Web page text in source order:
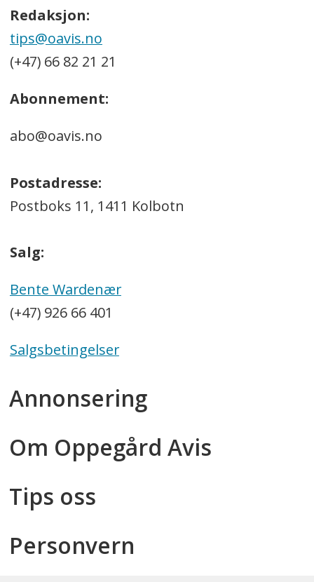
Redaksjon:
tips@oavis.no
(+47) 66 82 21 21
Abonnement:
abo@oavis.no
Postadresse:
Postboks 11, 1411 Kolbotn
Salg:
Bente Wardenær
(+47) 926 66 401
Salgsbetingelser
Annonsering
Om Oppegård Avis
Tips oss
Personvern